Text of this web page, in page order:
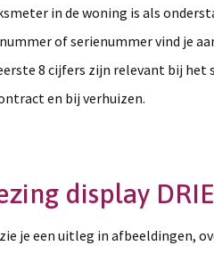
in de woning is als
of serienummer vind je
8 cijfers zijn relevant bij het
en bij verhuizen.
display
je een uitleg in afbeeldingen,